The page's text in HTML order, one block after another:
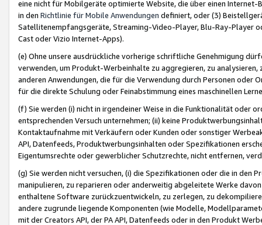
eine nicht für Mobilgeräte optimierte Website, die über einen
in den Richtlinie für Mobile Anwendungen definiert, oder (3)
Satellitenempfangsgeräte, Streaming-Video-Player, Blu-Ray-Player
Cast oder Vizio Internet-Apps).
(e) Ohne unsere ausdrückliche vorherige schriftliche Genehmigung
verwenden, um Produkt-Werbeinhalte zu aggregieren, zu
anderen Anwendungen, die für die Verwendung durch Personen
für die direkte Schulung oder Feinabstimmung eines maschinellen
(f) Sie werden (i) nicht in irgendeiner Weise in die Funktionalität oder
entsprechenden Versuch unternehmen; (ii) keine
Kontaktaufnahme mit Verkäufern oder Kunden oder sonstiger
API, Datenfeeds, Produktwerbungsinhalten oder Spezifikationen
Eigentumsrechte oder gewerblicher Schutzrechte, nicht entfernen,
(g) Sie werden nicht versuchen, (i) die Spezifikationen oder die in
manipulieren, zu reparieren oder anderweitig abgeleitete Werke
enthaltene Software zurückzuentwickeln, zu zerlegen, zu
andere zugrunde liegende Komponenten (wie Modelle,
mit der Creators API, der PA API, Datenfeeds oder in den Produkt